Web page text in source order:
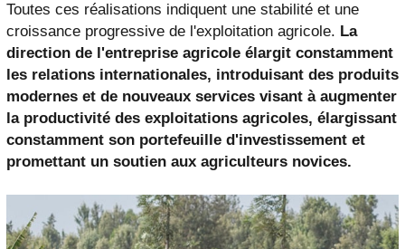
Toutes ces réalisations indiquent une stabilité et une
croissance progressive de l'exploitation agricole. La
direction de l'entreprise agricole élargit constamment
les relations internationales, introduisant des produits
modernes et de nouveaux services visant à augmenter
la productivité des exploitations agricoles, élargissant
constamment son portefeuille d'investissement et
promettant un soutien aux agriculteurs novices.